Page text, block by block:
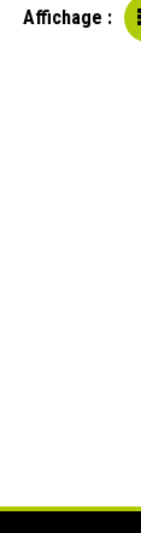
Affichage :